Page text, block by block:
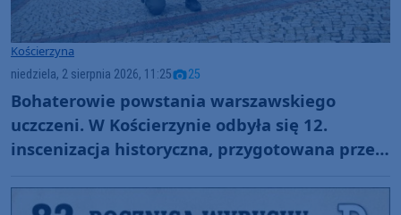
Kościerzyna
niedziela, 2 sierpnia 2026, 11:25 25
Bohaterowie powstania warszawskiego
uczczeni. W Kościerzynie odbyła się 12.
inscenizacja historyczna, przygotowana przez